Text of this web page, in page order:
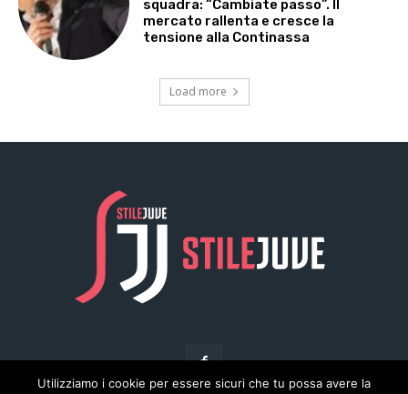
Utilizziamo i cookie per essere sicuri che tu possa avere la